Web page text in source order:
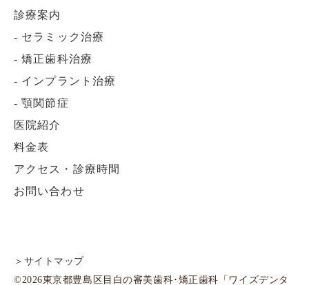
診療案内
- セラミック治療
-矯正歯科治療
- インプラント治療
-顎関節症
医院紹介
料金表
アクセス・診療時間
お問い合わせ
＞サイトマップ
©2026東京都豊島区目白の審美歯科･矯正歯科「ワイズデンタ